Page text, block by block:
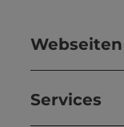
Webseiten
Services